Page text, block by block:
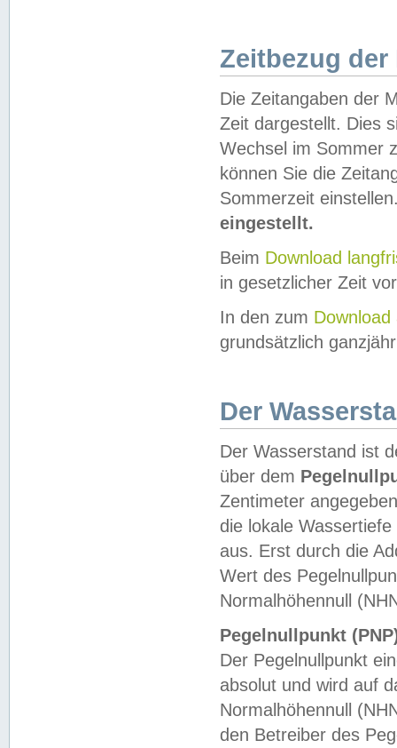
Zeitbezug der
Die Zeitangaben der
Zeit dargestellt. Dies
Wechsel im Sommer
können Sie die
Sommerzeit
eingestellt.
Beim Download
in gesetzlicher Zeit
In den zum Download
grundsätzlich
Der
Der Wasserstand ist
über dem
Zentimeter
die lokale
aus. Erst durch die
Wert des
Normalhöhennull
Pegelnullpunkt
Der Pegelnullpunkt
absolut und wird auf
Normalhöhennull
den Betreiber des